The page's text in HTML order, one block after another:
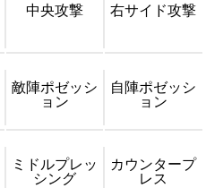
中央攻撃 右サイド攻撃
敵陣ポゼッシ
ョン
自陣ポゼッシ
ョン
ミドルプレッ
シング
カウンタープ
レス